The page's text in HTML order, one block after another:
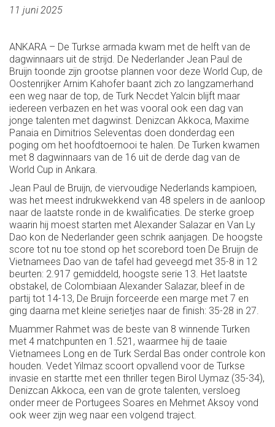
11 juni 2025
ANKARA – De Turkse armada kwam met de helft van de
dagwinnaars uit de strijd. De Nederlander Jean Paul de
Bruijn toonde zijn grootse plannen voor deze World Cup, de
Oostenrijker Arnim Kahofer baant zich zo langzamerhand
een weg naar de top, de Turk Necdet Yalcin blijft maar
iedereen verbazen en het was vooral ook een dag van
jonge talenten met dagwinst. Denizcan Akkoca, Maxime
Panaia en Dimitrios Seleventas doen donderdag een
poging om het hoofdtoernooi te halen. De Turken kwamen
met 8 dagwinnaars van de 16 uit de derde dag van de
World Cup in Ankara.
Jean Paul de Bruijn, de viervoudige Nederlands kampioen,
was het meest indrukwekkend van 48 spelers in de aanloop
naar de laatste ronde in de kwalificaties. De sterke groep
waarin hij moest starten met Alexander Salazar en Van Ly
Dao kon de Nederlander geen schrik aanjagen. De hoogste
score tot nu toe stond op het scorebord toen De Bruijn de
Vietnamees Dao van de tafel had geveegd met 35-8 in 12
beurten: 2.917 gemiddeld, hoogste serie 13. Het laatste
obstakel, de Colombiaan Alexander Salazar, bleef in de
partij tot 14-13, De Bruijn forceerde een marge met 7 en
ging daarna met kleine serietjes naar de finish: 35-28 in 27.
Muammer Rahmet was de beste van 8 winnende Turken
met 4 matchpunten en 1.521, waarmee hij de taaie
Vietnamees Long en de Turk Serdal Bas onder controle kon
houden. Vedet Yilmaz scoort opvallend voor de Turkse
invasie en startte met een thriller tegen Birol Uymaz (35-34),
Denizcan Akkoca, een van de grote talenten, versloeg
onder meer de Portugees Soares en Mehmet Aksoy vond
ook weer zijn weg naar een volgend traject.